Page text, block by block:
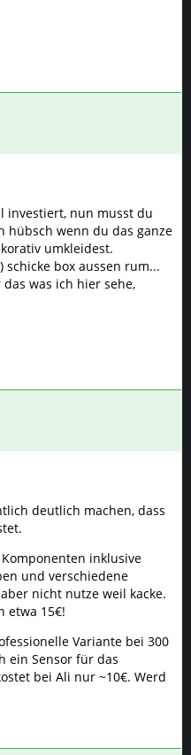
investiert, nun musst du
hübsch wenn du das ganze
umkleidest.
box aussen rum...
was ich hier sehe,
deutlich machen, dass
inklusive
und verschiedene
nicht nutze weil kacke.
etwa 15€!
Variante bei 300
ein Sensor für das
bei Ali nur ~10€. Werd